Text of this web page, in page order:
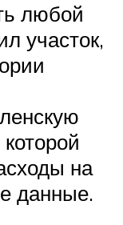
любой
участок,
на
данные.